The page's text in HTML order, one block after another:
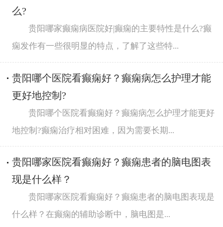
么?
贵阳哪家癫痫病医院好|癫痫的主要特性是什么?癫
痫发作有一些很明显的特点，了解了这些特...
贵阳哪个医院看癫痫好？癫痫病怎么护理才能
更好地控制?
贵阳哪个医院看癫痫好？癫痫病怎么护理才能更好
地控制?癫痫治疗相对困难，因为需要长期...
贵阳哪家医院看癫痫好？癫痫患者的脑电图表
现是什么样？
贵阳哪家医院看癫痫好？癫痫患者的脑电图表现是
什么样？在癫痫的辅助诊断中，脑电图是...